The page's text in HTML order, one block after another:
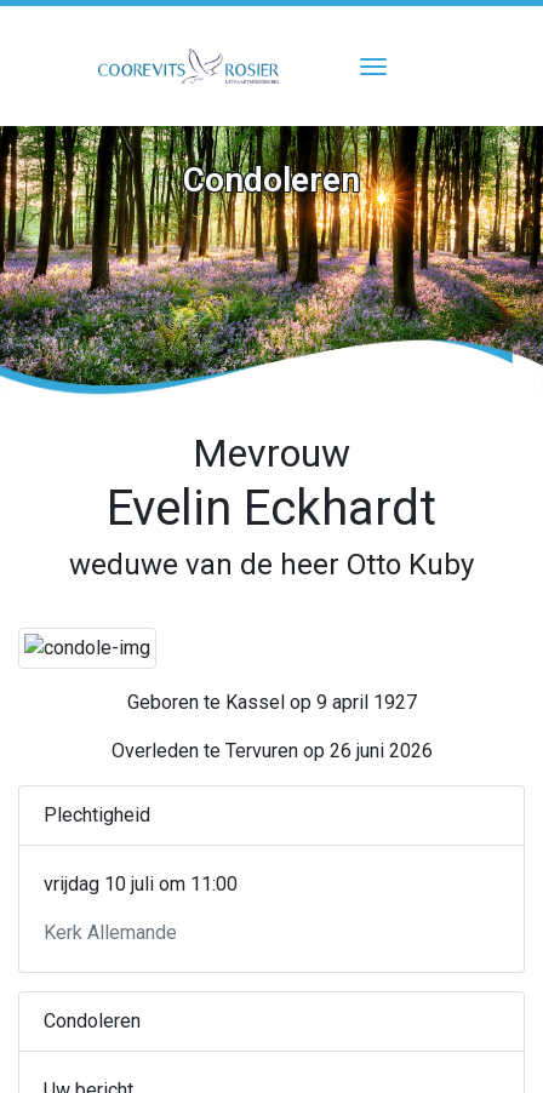
Toggle
Condoleren
Mevrouw
Evelin Eckhardt
weduwe van de heer Otto Kuby
Geboren te Kassel op 9 april 1927
Overleden te Tervuren op 26 juni 2026
Plechtigheid
vrijdag 10 juli om 11:00
Kerk Allemande
Condoleren